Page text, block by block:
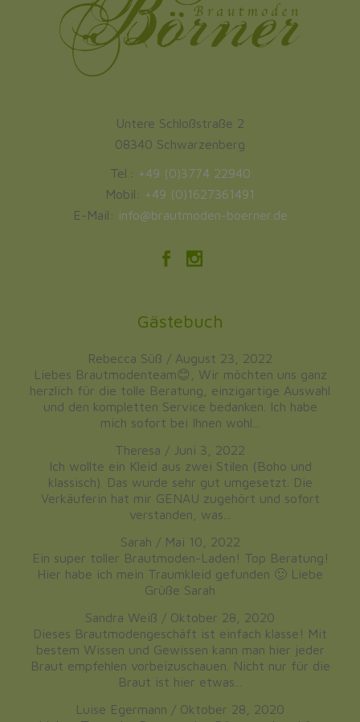
Untere Schloßstraße 2
08340 Schwarzenberg
Tel.: +49 (0)3774 22940
Mobil: +49 (0)1627361491
E-Mail: info@brautmoden-boerner.de
Gästebuch
Rebecca Süß / August 23, 2022
Liebes Brautmodenteam😊, Wir möchten uns ganz
herzlich für die tolle Beratung, einzigartige Auswahl
und den kompletten Service bedanken. Ich habe
mich sofort bei Ihnen wohl...
Theresa / Juni 3, 2022
Ich wollte ein Kleid aus zwei Stilen (Boho und
klassisch). Das wurde sehr gut umgesetzt. Die
Verkäuferin hat mir GENAU zugehört und sofort
verstanden, was...
Sarah / Mai 10, 2022
Ein super toller Brautmoden-Laden! Top Beratung!
Hier habe ich mein Traumkleid gefunden 🙂 Liebe
Grüße Sarah
Sandra Weiß / Oktober 28, 2020
Dieses Brautmodengeschäft ist einfach klasse! Mit
bestem Wissen und Gewissen kann man hier jeder
Braut empfehlen vorbeizuschauen. Nicht nur für die
Braut ist hier etwas...
Luise Egermann / Oktober 28, 2020